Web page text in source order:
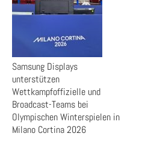
Samsung Displays
unterstützen
Wettkampfoffizielle und
Broadcast-Teams bei
Olympischen Winterspielen in
Milano Cortina 2026